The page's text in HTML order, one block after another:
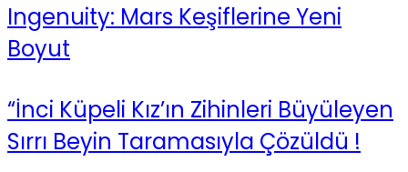
Ingenuity: Mars Keşiflerine Yeni
Boyut
“İnci Küpeli Kız’ın Zihinleri Büyüleyen
Sırrı Beyin Taramasıyla Çözüldü !